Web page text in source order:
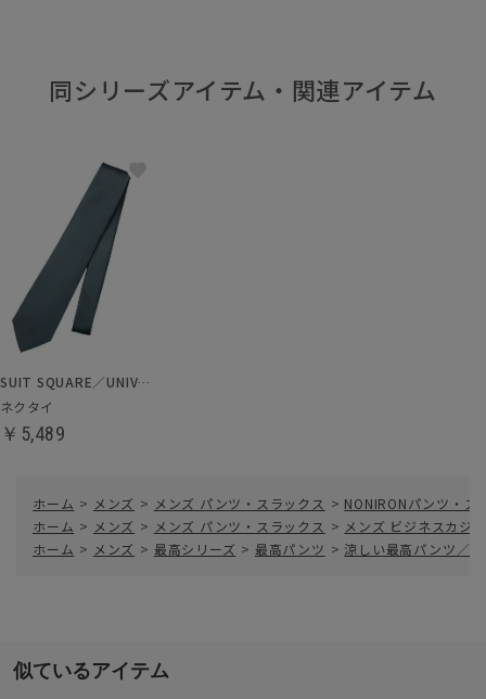
同シリーズアイテム・関連アイテム
SUIT SQUARE／UNIVERSAL LANGUAGE
ネクタイ
￥5,489
ホーム > メンズ > メンズ パンツ・スラックス > NONIRONパンツ・ス
ホーム > メンズ > メンズ パンツ・スラックス > メンズ ビジネスカジ
ホーム > メンズ > 最高シリーズ > 最高パンツ > 涼しい最高パンツ／